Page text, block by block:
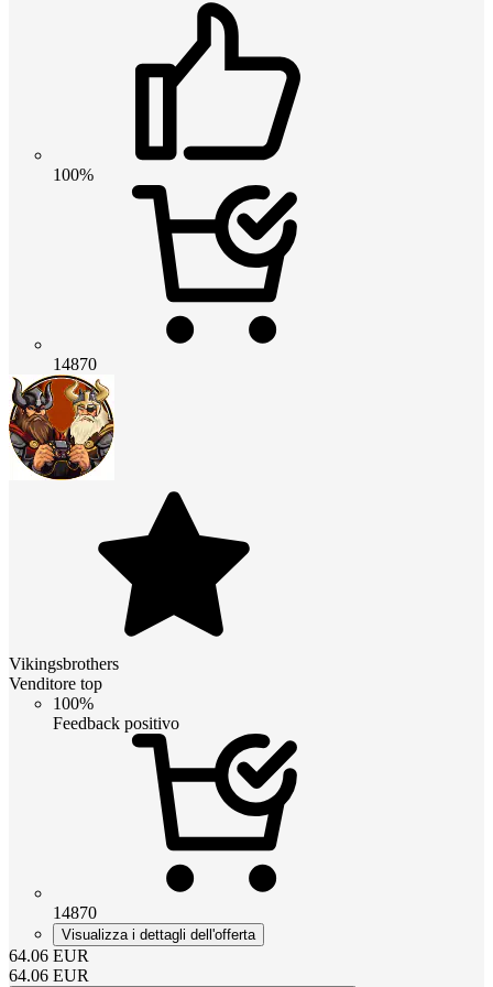
100%
14870
Vikingsbrothers
Venditore top
100%
Feedback positivo
14870
Visualizza i dettagli dell'offerta
64.06 EUR
64.06 EUR